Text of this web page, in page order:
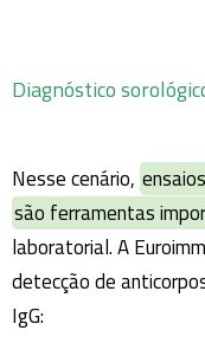
Diagnóstico
Nesse cenário,
são ferramentas
laboratorial. A
detecção de
IgG: